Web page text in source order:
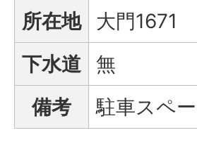
所在地
大門1671
下水道
無
備考
駐車スペ